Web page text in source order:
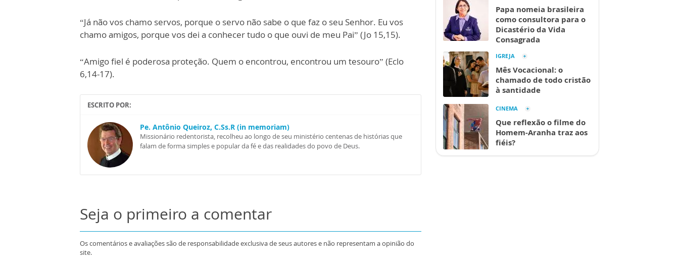
“Já não vos chamo servos, porque o servo não sabe o que faz o seu Senhor. Eu vos
chamo amigos, porque vos dei a conhecer tudo o que ouvi de meu Pai” (Jo 15,15).
“Amigo fiel é poderosa proteção. Quem o encontrou, encontrou um tesouro” (Eclo
6,14-17).
ESCRITO POR:
Pe. Antônio Queiroz, C.Ss.R (in memoriam)
Missionário redentorista, recolheu ao longo de seu ministério centenas de histórias que
falam de forma simples e popular da fé e das realidades do povo de Deus.
Seja o primeiro a comentar
Os comentários e avaliações são de responsabilidade exclusiva de seus autores e não representam a opinião do
site.
Papa nomeia brasileira
como consultora para o
Dicastério da Vida
Consagrada
IGREJA
Mês Vocacional: o
chamado de todo cristão
à santidade
CINEMA
Que reflexão o filme do
Homem-Aranha traz aos
fiéis?